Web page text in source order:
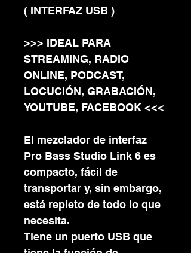
( INTERFAZ USB )
>>> IDEAL PARA
STREAMING, RADIO
ONLINE, PODCAST,
LOCUCIÓN, GRABACIÓN,
YOUTUBE, FACEBOOK <<<
El mezclador de interfaz
Pro Bass Studio Link 6 es
compacto, fácil de
transportar y, sin embargo,
está repleto de todo lo que
necesita.
Tiene un puerto USB que